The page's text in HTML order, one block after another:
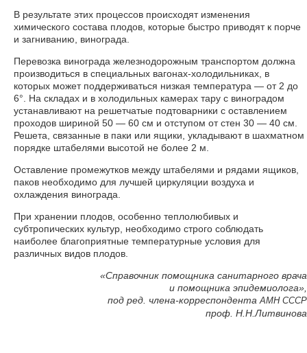
В результате этих процессов происходят изменения
химического состава плодов, которые быстро приводят к порче
и загниванию, винограда.
Перевозка винограда железнодорожным транспортом должна
производиться в специальных вагонах-холодильниках, в
которых может поддерживаться низкая температура — от 2 до
6°. На складах и в холодильных камерах тару с виноградом
устанавливают на решетчатые подтоварники с оставлением
проходов шириной 50 — 60 см и отступом от стен 30 — 40 см.
Решета, связанные в паки или ящики, укладывают в шахматном
порядке штабелями высотой не более 2 м.
Оставление промежутков между штабелями и рядами ящиков,
паков необходимо для лучшей циркуляции воздуха и
охлаждения винограда.
При хранении плодов, особенно теплолюбивых и
субтропических культур, необходимо строго соблюдать
наиболее благоприятные температурные условия для
различных видов плодов.
«Справочник помощника санитарного врача
и помощника эпидемиолога»,
под ред. члена-корреспондента АМН СССР
проф. Н.Н.Литвинова